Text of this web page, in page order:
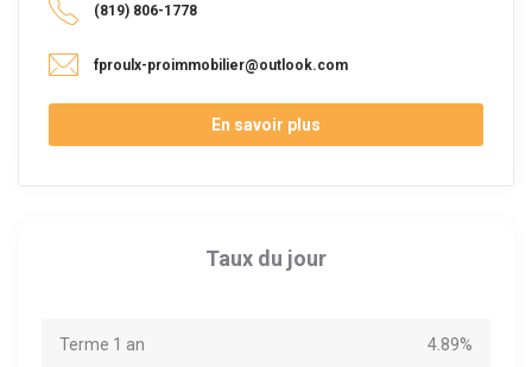
(819) 806-1778
fproulx-proimmobilier@outlook.com
En savoir plus
Taux du jour
Terme 1 an 4.89%